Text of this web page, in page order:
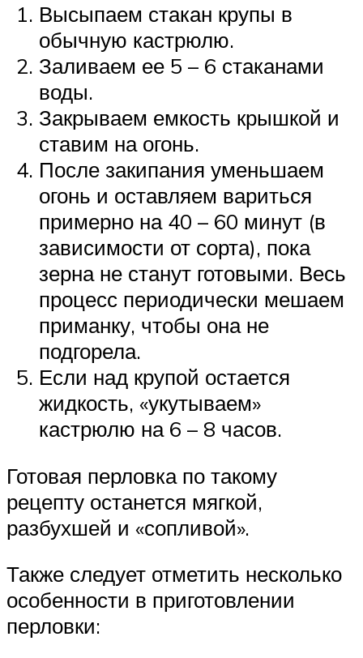
Высыпаем стакан крупы в
обычную кастрюлю.
Заливаем ее 5 – 6 стаканами
воды.
Закрываем емкость крышкой и
ставим на огонь.
После закипания уменьшаем
огонь и оставляем вариться
примерно на 40 – 60 минут (в
зависимости от сорта), пока
зерна не станут готовыми. Весь
процесс периодически мешаем
приманку, чтобы она не
подгорела.
Если над крупой остается
жидкость, «укутываем»
кастрюлю на 6 – 8 часов.
Готовая перловка по такому
рецепту останется мягкой,
разбухшей и «сопливой».
Также следует отметить несколько
особенности в приготовлении
перловки: